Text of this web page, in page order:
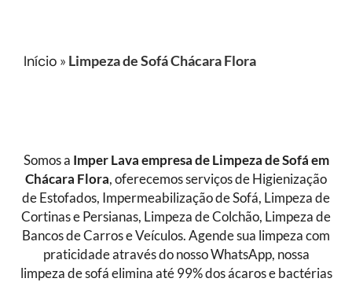
Início » Limpeza de Sofá Chácara Flora
Somos a Imper Lava empresa de Limpeza de Sofá em
Chácara Flora, oferecemos serviços de Higienização
de Estofados, Impermeabilização de Sofá, Limpeza de
Cortinas e Persianas, Limpeza de Colchão, Limpeza de
Bancos de Carros e Veículos. Agende sua limpeza com
praticidade através do nosso WhatsApp, nossa
limpeza de sofá elimina até 99% dos ácaros e bactérias